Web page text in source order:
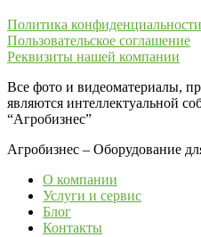
Политика конфиденциальности
Пользовательское соглашение
Реквизиты нашей компании
Все фото и видеоматериалы,
являются интеллектуальной
“Агробизнес”
Агробизнес – Оборудование
О компании
Услуги и сервис
Блог
Контакты